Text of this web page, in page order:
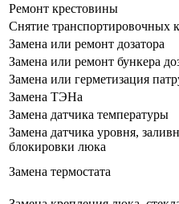
Ремонт крестовины
Снятие транспортировочных
Замена или ремонт дозатора
Замена или ремонт бункера
Замена или герметизация
Замена ТЭНа
Замена датчика температуры
Замена датчика уровня,
блокировки люка
Замена термостата